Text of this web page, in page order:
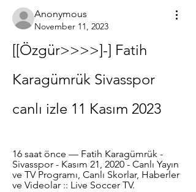
Anonymous
November 11, 2023
[[Özgür>>>>]-] Fatih
Karagümrük Sivasspor
canlı izle 11 Kasım 2023
16 saat önce — Fatih Karagümrük -
Sivasspor - Kasım 21, 2020 - Canlı Yayın
ve TV Programı, Canlı Skorlar, Haberler
ve Videolar :: Live Soccer TV.